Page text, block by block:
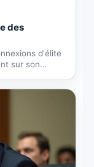
des
d'élite
sur son